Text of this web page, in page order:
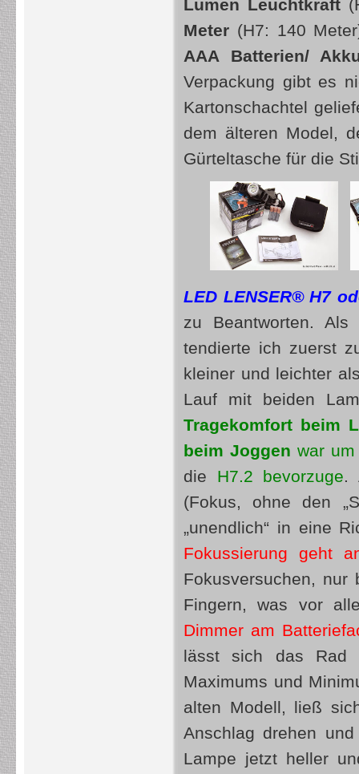
Lumen Leuchtkraft
Meter (H7: 140
AAA Batterien/
Verpackung gibt es
Kartonschachtel
dem älteren Model,
Gürteltasche für die
LED LENSER® H7
zu Beantworten.
tendierte ich zuerst
kleiner und leichter
Lauf mit beiden
Tragekomfort beim
beim Joggen war
die H7.2 bevorzuge.
(Fokus, ohne den
„unendlich“ in eine
Fokussierung geht
Fokusversuchen, nur
Fingern, was vor
Dimmer am
lässt sich das Rad
Maximums und
alten Modell, ließ
Anschlag drehen
Lampe jetzt heller